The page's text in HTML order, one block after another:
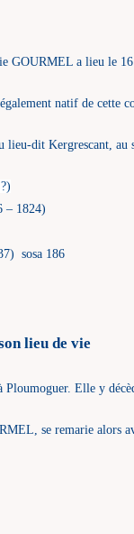
GOURMEL a lieu le
natif de cette
lieu-dit Kergrescant, au
– 1824)
sosa 186
lieu de vie
Ploumoguer. Elle y
se remarie alors